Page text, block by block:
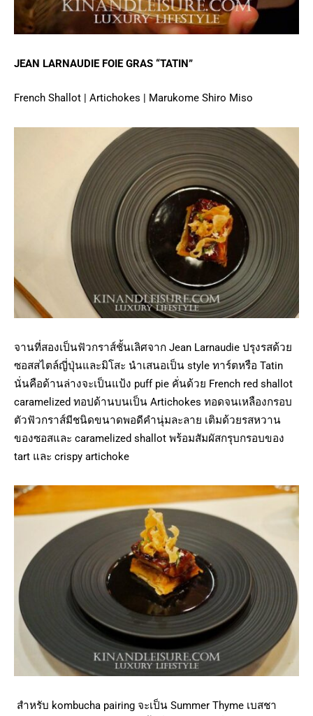
JEAN LARNAUDIE FOIE GRAS “TATIN”
French Shallot | Artichokes | Marukome Shiro Miso
จานที่สองเป็นฟัวกราส์ชั้นเลิศจาก Jean Larnaudie ปรุงรสด้วย
ซอสสไตล์ญี่ปุ่นและมิโสะ นำเสนอเป็น style ทาร์ตหรือ Tatin
นั่นคือด้านล่างจะเป็นแป้ง puff pie คั่นด้วย French red shallot
caramelized ทอปด้านบนเป็น Artichokes ทอดจนเหลืองกรอบ
ตัวฟัวกราส์มีชนิดขนาดพอดีคำนุ่มละลาย เติมด้วยรสหวาน
ของซอสและ caramelized shallot พร้อมสัมผัสกรุบกรอบของ
tart และ crispy artichoke
สำหรับ kombucha pairing จะเป็น Summer Thyme เบสชา